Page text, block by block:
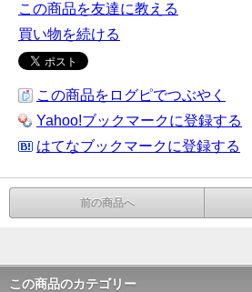
この商品を友達に教える
買い物を続ける
この商品をログピでつぶやく
Yahoo!ブックマークに登録する
はてなブックマークに登録する
前の商品へ
この商品のカテゴリー